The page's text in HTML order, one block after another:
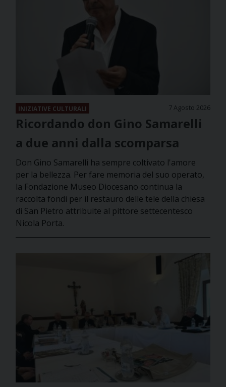
INIZIATIVE CULTURALI 7 Agosto 2026
Ricordando don Gino Samarelli
a due anni dalla scomparsa
Don Gino Samarelli ha sempre coltivato l'amore
per la bellezza. Per fare memoria del suo operato,
la Fondazione Museo Diocesano continua la
raccolta fondi per il restauro delle tele della chiesa
di San Pietro attribuite al pittore settecentesco
Nicola Porta.